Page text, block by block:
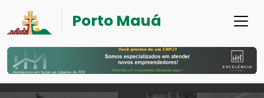
Porto Mauá